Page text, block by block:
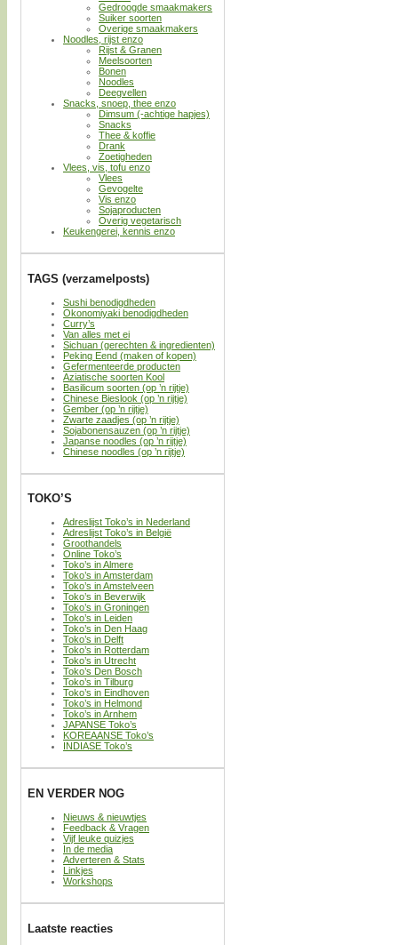
Gedroogde smaakmakers
Suiker soorten
Overige smaakmakers
Noodles, rijst enzo
Rijst & Granen
Meelsoorten
Bonen
Noodles
Deegvellen
Snacks, snoep, thee enzo
Dimsum (-achtige hapjes)
Snacks
Thee & koffie
Drank
Zoetigheden
Vlees, vis, tofu enzo
Vlees
Gevogelte
Vis enzo
Sojaproducten
Overig vegetarisch
Keukengerei, kennis enzo
TAGS (verzamelposts)
Sushi benodigdheden
Okonomiyaki benodigdheden
Curry’s
Van alles met ei
Sichuan (gerechten & ingredienten)
Peking Eend (maken of kopen)
Gefermenteerde producten
Aziatische soorten Kool
Basilicum soorten (op ’n rijtje)
Chinese Bieslook (op ’n rijtje)
Gember (op ’n rijtje)
Zwarte zaadjes (op ’n rijtje)
Sojabonensauzen (op ’n rijtje)
Japanse noodles (op ’n rijtje)
Chinese noodles (op ’n rijtje)
TOKO’S
Adreslijst Toko’s in Nederland
Adreslijst Toko’s in België
Groothandels
Online Toko’s
Toko’s in Almere
Toko’s in Amsterdam
Toko’s in Amstelveen
Toko’s in Beverwijk
Toko’s in Groningen
Toko’s in Leiden
Toko’s in Den Haag
Toko’s in Delft
Toko’s in Rotterdam
Toko’s in Utrecht
Toko’s Den Bosch
Toko’s in Tilburg
Toko’s in Eindhoven
Toko’s in Helmond
Toko’s in Arnhem
JAPANSE Toko’s
KOREAANSE Toko’s
INDIASE Toko’s
EN VERDER NOG
Nieuws & nieuwtjes
Feedback & Vragen
Vijf leuke quizjes
In de media
Adverteren & Stats
Linkjes
Workshops
Laatste reacties